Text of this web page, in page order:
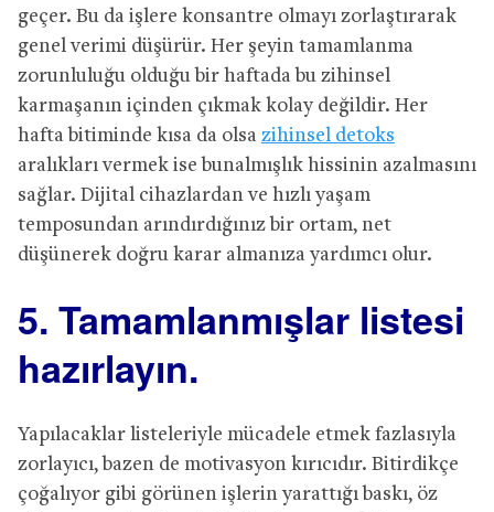
geçer. Bu da işlere konsantre olmayı zorlaştırarak
genel verimi düşürür. Her şeyin tamamlanma
zorunluluğu olduğu bir haftada bu zihinsel
karmaşanın içinden çıkmak kolay değildir. Her
hafta bitiminde kısa da olsa zihinsel detoks
aralıkları vermek ise bunalmışlık hissinin azalmasını
sağlar. Dijital cihazlardan ve hızlı yaşam
temposundan arındırdığınız bir ortam, net
düşünerek doğru karar almanıza yardımcı olur.
5. Tamamlanmışlar listesi
hazırlayın.
Yapılacaklar listeleriyle mücadele etmek fazlasıyla
zorlayıcı, bazen de motivasyon kırıcıdır. Bitirdikçe
çoğalıyor gibi görünen işlerin yarattığı baskı, öz